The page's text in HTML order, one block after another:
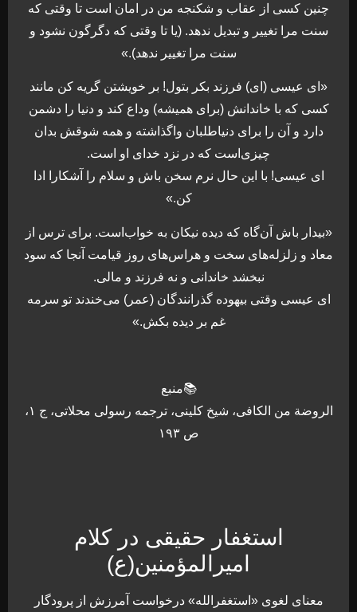
چنين كسى از عقاب و شكنجه من در امان است تا وقتى كه
سنت مرا تغيير و تبديل ندهد. (يا تا وقتى كه دگرگون نشود و
سنت مرا تغيير ندهد).»
«اى عيسى (اى) فرزند بكر بتول! بر خويشتن گريه كن مانند
كسى كه با خاندانش (براى هميشه) وداع كند و دنيا را دشمن
دارد و آن را براى دنياطلبان واگذاشته و همه شوقش بدان
چيزى‌است‏ كه در نزد خداى او است.
اى عيسى! با اين حال نرم سخن باش و سلام را آشكارا ادا
كن.»
«بيدار باش آن‌گاه كه ديده نيكان به خواب‌است. براى ترس از
معاد و زلزله‌‏هاى سخت و هراس‌هاى روز قيامت آنجا كه سود
نبخشد خاندانى و نه فرزند و مالى.
اى عيسى وقتى بيهوده گذرانندگان (عمر) می‌خندند تو سرمه
غم بر ديده بكش.»
📚منبع
الروضة من الكافی، شیخ کلینی، ترجمه رسولى محلاتى، ج‏ ۱،
ص ۱۹۳
استغفار حقیقی در کلام
امیرالمؤمنین(ع)
معنای لغوی «استغفرالله» درخواست آمرزش از پرودگار